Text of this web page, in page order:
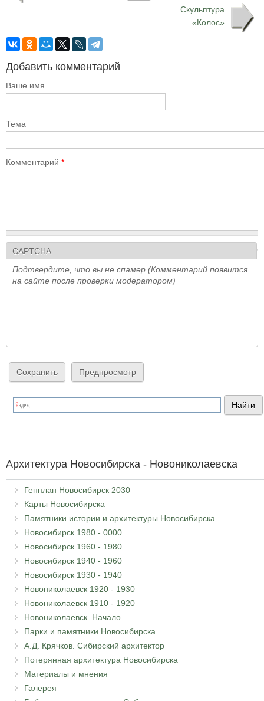
Скульптура
«Колос»
Добавить комментарий
Ваше имя
Тема
Комментарий *
CAPTCHA
Подтвердите, что вы не спамер (Комментарий появится
на сайте после проверки модератором)
Архитектура Новосибирска - Новониколаевска
Генплан Новосибирск 2030
Карты Новосибирска
Памятники истории и архитектуры Новосибирска
Новосибирск 1980 - 0000
Новосибирск 1960 - 1980
Новосибирск 1940 - 1960
Новосибирск 1930 - 1940
Новониколаевск 1920 - 1930
Новониколаевск 1910 - 1920
Новониколаевск. Начало
Парки и памятники Новосибирска
А.Д. Крячков. Сибирский архитектор
Потерянная архитектура Новосибирска
Материалы и мнения
Галерея